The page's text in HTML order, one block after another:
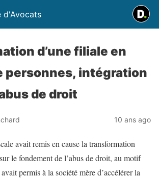
d'Avocats
d’une filiale en
personnes, intégration
de droit
10 ans ago
avait remis en cause la transformation
le fondement de l’abus de droit, au motif
permis à la société mère d’accélérer la